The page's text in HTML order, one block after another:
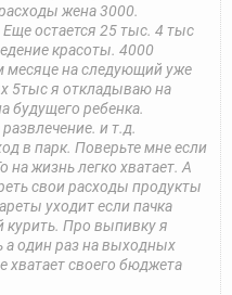
жена 3000.
остается 25 тыс. 4 тыс
красоты. 4000
месяце на следующий уже
5тыс я откладываю на
будущего ребенка.
и т.д.
в парк. Поверьте мне если
жизнь легко хватает. А
свои расходы продукты
уходит если пачка
курить. Про выпивку я
один раз на выходных
хватает своего бюджета